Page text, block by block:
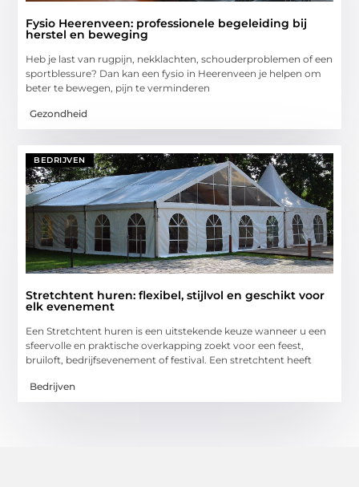
Fysio Heerenveen: professionele begeleiding bij
herstel en beweging
Heb je last van rugpijn, nekklachten, schouderproblemen of een
sportblessure? Dan kan een fysio in Heerenveen je helpen om
beter te bewegen, pijn te verminderen
Gezondheid
BEDRIJVEN
Stretchtent huren: flexibel, stijlvol en geschikt voor
elk evenement
Een Stretchtent huren is een uitstekende keuze wanneer u een
sfeervolle en praktische overkapping zoekt voor een feest,
bruiloft, bedrijfsevenement of festival. Een stretchtent heeft
Bedrijven